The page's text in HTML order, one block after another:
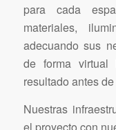
para cada
materiales,
adecuando sus
de forma virtual
resultado antes
Nuestras
el proyecto con